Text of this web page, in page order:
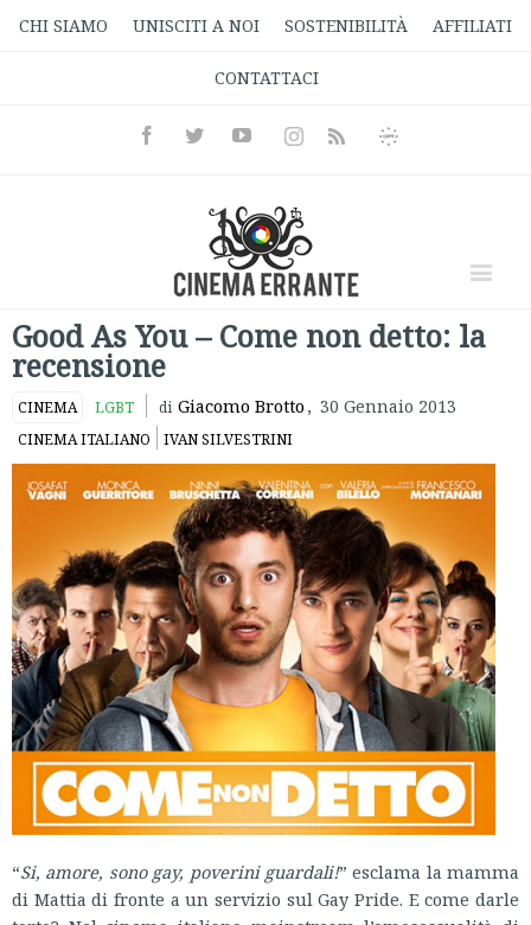
CHI SIAMO UNISCITI A NOI SOSTENIBILITÀ AFFILIATI
CONTATTACI
FacebookTwitterYoutubeInstagramRss
Informativa
Good As You – Come non detto: la
recensione
CINEMA LGBT di Giacomo Brotto , 30 Gennaio 2013
CINEMA ITALIANO IVAN SILVESTRINI
“Si, amore, sono gay, poverini guardali!” esclama la mamma
di Mattia di fronte a un servizio sul Gay Pride. E come darle